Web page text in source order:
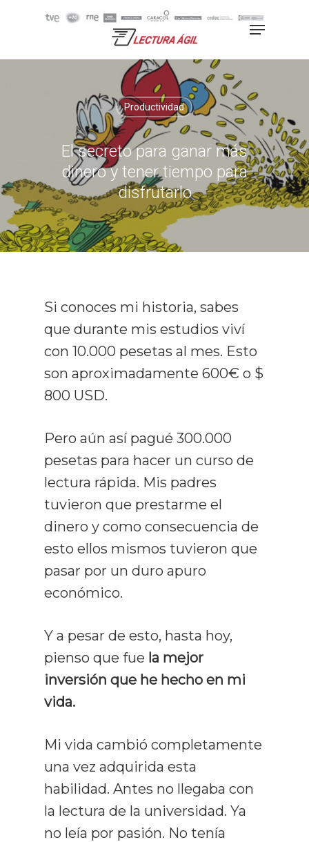
Hit enter to search or ESC to
close
Productividad
El secreto para ganar más
dinero y tener tiempo para
disfrutarlo
Si conoces mi historia, sabes
que durante mis estudios viví
con 10.000 pesetas al mes. Esto
son aproximadamente 600€ o $
800 USD.
Pero aún así pagué 300.000
pesetas para hacer un curso de
lectura rápida. Mis padres
tuvieron que prestarme el
dinero y como consecuencia de
esto ellos mismos tuvieron que
pasar por un duro apuro
económico.
Y a pesar de esto, hasta hoy,
pienso que fue la mejor
inversión que he hecho en mi
vida.
Mi vida cambió completamente
una vez adquirida esta
habilidad. Antes no llegaba con
la lectura de la universidad. Ya
no leía por pasión. No tenía